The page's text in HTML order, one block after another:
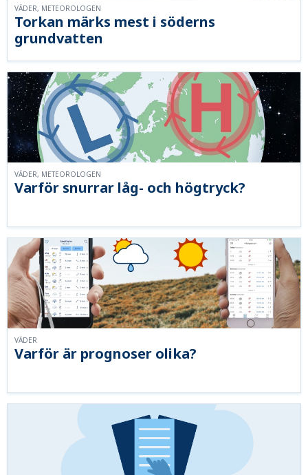
Torkan märks mest i söderns
grundvatten
VÄDER, METEOROLOGEN
Varför snurrar låg- och högtryck?
VÄDER, METEOROLOGEN
Varför är prognoser olika?
VÄDER